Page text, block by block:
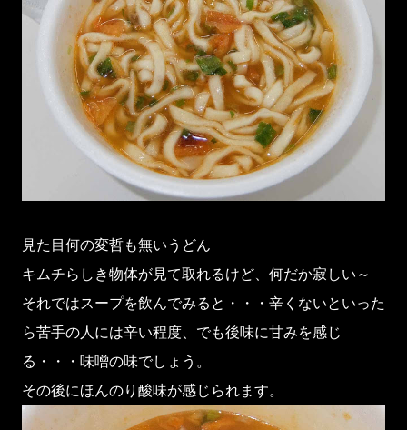
見た目何の変哲も無いうどん
キムチらしき物体が見て取れるけど、何だか寂しい～
それではスープを飲んでみると・・・辛くないといった
ら苦手の人には辛い程度、でも後味に甘みを感じ
る・・・味噌の味でしょう。
その後にほんのり酸味が感じられます。